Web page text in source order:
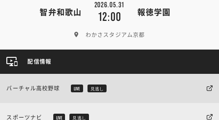
智弁和歌山
2026.05.31
12:00 報徳学園
わかさスタジアム京都
配信情報
バーチャル高校野球 LIVE 見逃し
スポーツナビ LIVE 見逃し